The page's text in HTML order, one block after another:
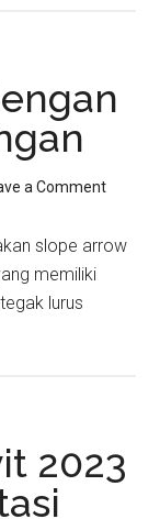
a Comment
slope arrow
memiliki
lurus
2023